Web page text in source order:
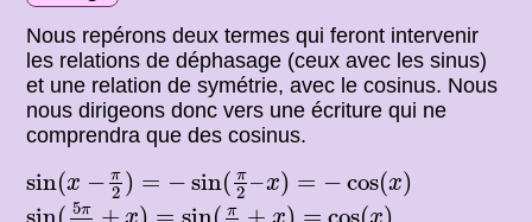
Nous repérons deux termes qui feront intervenir
les relations de déphasage (ceux avec les sinus)
et une relation de symétrie, avec le cosinus. Nous
nous dirigeons donc vers une écriture qui ne
comprendra que des cosinus.
sin(x − π
2 ) = − sin( π
2 –x) = − cos(x)
sin ( π2) (π 2 – =−
5π π
sin ( 5π 2+x) sin π2+ =cos